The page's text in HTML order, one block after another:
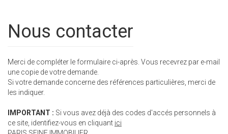
Nous contacter
Merci de compléter le formulaire ci-après. Vous recevrez par e-mail
une copie de votre demande.
Si votre demande concerne des références particulières, merci de
les indiquer.
IMPORTANT : Si vous avez déjà des codes d'accés personnels à
ce site, identifiez-vous en cliquant ici